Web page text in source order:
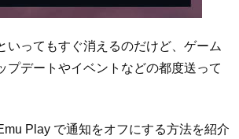
いってもすぐ消えるのだけど、ゲーム
プデートやイベントなどの都度送って
Play で通知をオフにする方法を紹介